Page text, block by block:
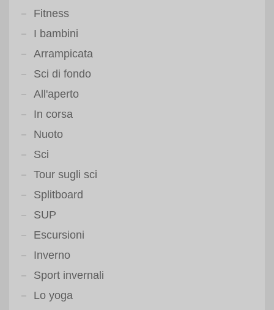
Fitness
I bambini
Arrampicata
Sci di fondo
All'aperto
In corsa
Nuoto
Sci
Tour sugli sci
Splitboard
SUP
Escursioni
Inverno
Sport invernali
Lo yoga